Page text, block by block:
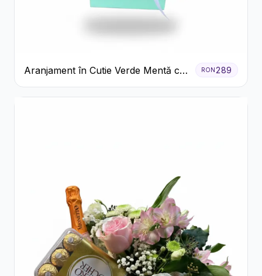
Aranjament în Cutie Verde Mentă cu
Trandafiri și Alstroemeria
RON289